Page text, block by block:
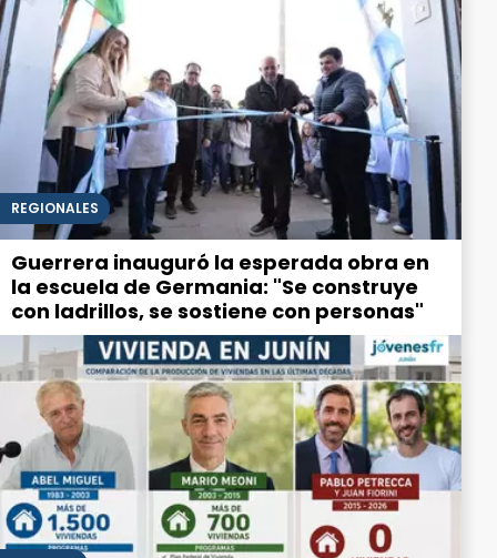
REGIONALES
Guerrera inauguró la esperada obra en
la escuela de Germania: "Se construye
con ladrillos, se sostiene con personas"